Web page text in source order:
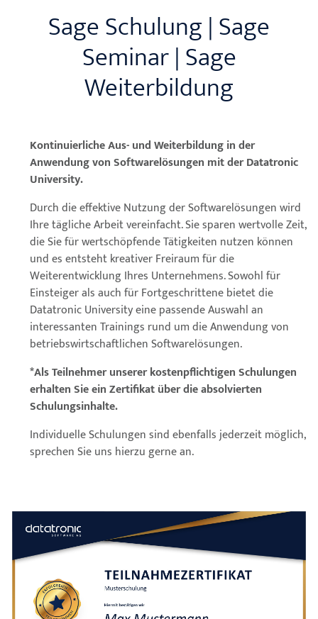
Sage Schulung | Sage
Seminar | Sage
Weiterbildung
Kontinuierliche Aus- und Weiterbildung in der
Anwendung von Softwarelösungen mit der Datatronic
University.
Durch die effektive Nutzung der Softwarelösungen wird
Ihre tägliche Arbeit vereinfacht. Sie sparen wertvolle Zeit,
die Sie für wertschöpfende Tätigkeiten nutzen können
und es entsteht kreativer Freiraum für die
Weiterentwicklung Ihres Unternehmens. Sowohl für
Einsteiger als auch für Fortgeschrittene bietet die
Datatronic University eine passende Auswahl an
interessanten Trainings rund um die Anwendung von
betriebswirtschaftlichen Softwarelösungen.
*Als Teilnehmer unserer kostenpflichtigen Schulungen
erhalten Sie ein Zertifikat über die absolvierten
Schulungsinhalte.
Individuelle Schulungen sind ebenfalls jederzeit möglich,
sprechen Sie uns hierzu gerne an.